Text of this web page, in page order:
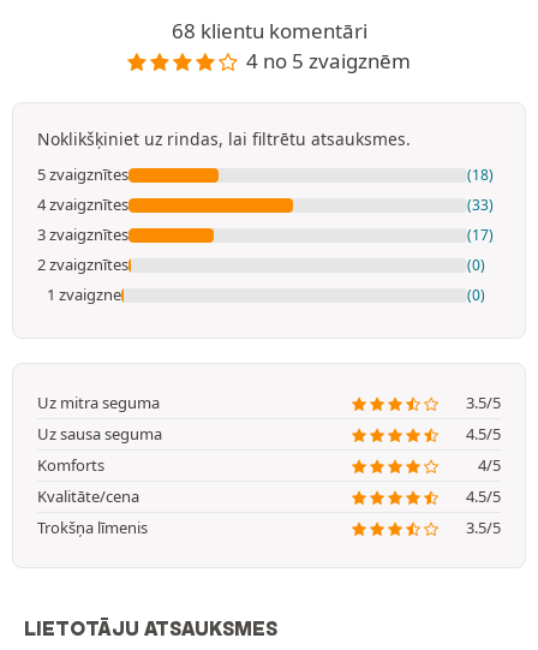
68 klientu komentāri
4 no 5 zvaigznēm
Noklikšķiniet uz rindas, lai filtrētu atsauksmes.
5 zvaigznītes (18)
4 zvaigznītes (33)
3 zvaigznītes (17)
2 zvaigznītes (0)
1 zvaigzne (0)
Uz mitra seguma
3.5/5
Uz sausa seguma
4.5/5
Komforts
4/5
Kvalitāte/cena
4.5/5
Trokšņa līmenis
3.5/5
LIETOTĀJU ATSAUKSMES